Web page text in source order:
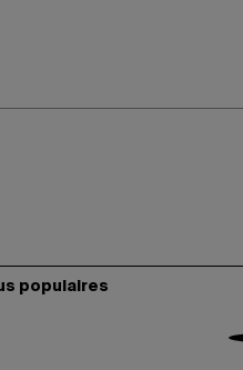
populaires